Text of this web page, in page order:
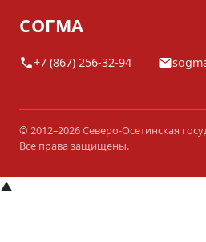
СОГМА
+7 (867) 256-32-94
© 2012–2026 Северо-Осетинская
Все права защищены.
▲